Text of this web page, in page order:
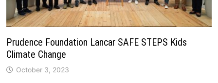
Prudence Foundation Lancar SAFE STEPS Kids
Climate Change
October 3, 2023